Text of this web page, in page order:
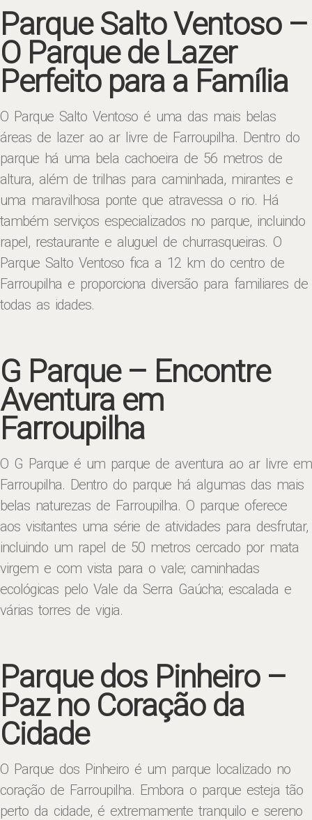
Parque Salto Ventoso –
O Parque de Lazer
Perfeito para a Família
O Parque Salto Ventoso é uma das mais belas
áreas de lazer ao ar livre de Farroupilha. Dentro do
parque há uma bela cachoeira de 56 metros de
altura, além de trilhas para caminhada, mirantes e
uma maravilhosa ponte que atravessa o rio. Há
também serviços especializados no parque, incluindo
rapel, restaurante e aluguel de churrasqueiras. O
Parque Salto Ventoso fica a 12 km do centro de
Farroupilha e proporciona diversão para familiares de
todas as idades.
G Parque – Encontre
Aventura em
Farroupilha
O G Parque é um parque de aventura ao ar livre em
Farroupilha. Dentro do parque há algumas das mais
belas naturezas de Farroupilha. O parque oferece
aos visitantes uma série de atividades para desfrutar,
incluindo um rapel de 50 metros cercado por mata
virgem e com vista para o vale; caminhadas
ecológicas pelo Vale da Serra Gaúcha; escalada e
várias torres de vigia.
Parque dos Pinheiro –
Paz no Coração da
Cidade
O Parque dos Pinheiro é um parque localizado no
coração de Farroupilha. Embora o parque esteja tão
perto da cidade, é extremamente tranquilo e sereno